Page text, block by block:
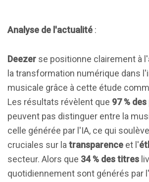
Analyse de l'actualité :
Deezer se positionne clairement à
la transformation numérique dans
musicale grâce à cette étude
Les résultats révèlent que 97 %
peuvent pas distinguer entre la
celle générée par l'IA, ce qui
cruciales sur la transparence et l'
secteur. Alors que 34 % des titres
quotidiennement sont générés par